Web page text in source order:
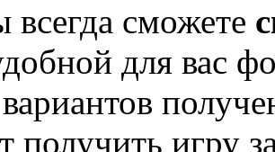
всегда сможете
для вас
получить игру